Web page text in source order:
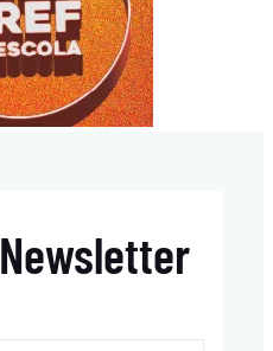
Newsletter